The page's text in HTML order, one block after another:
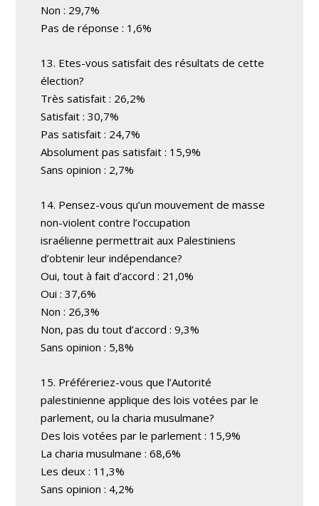
Non : 29,7%
Pas de réponse : 1,6%
13. Etes-vous satisfait des résultats de cette
élection?
Très satisfait : 26,2%
Satisfait : 30,7%
Pas satisfait : 24,7%
Absolument pas satisfait : 15,9%
Sans opinion : 2,7%
14. Pensez-vous qu’un mouvement de masse
non-violent contre l’occupation
israélienne permettrait aux Palestiniens
d’obtenir leur indépendance?
Oui, tout à fait d’accord : 21,0%
Oui : 37,6%
Non : 26,3%
Non, pas du tout d’accord : 9,3%
Sans opinion : 5,8%
15. Préféreriez-vous que l’Autorité
palestinienne applique des lois votées par le
parlement, ou la charia musulmane?
Des lois votées par le parlement : 15,9%
La charia musulmane : 68,6%
Les deux : 11,3%
Sans opinion : 4,2%